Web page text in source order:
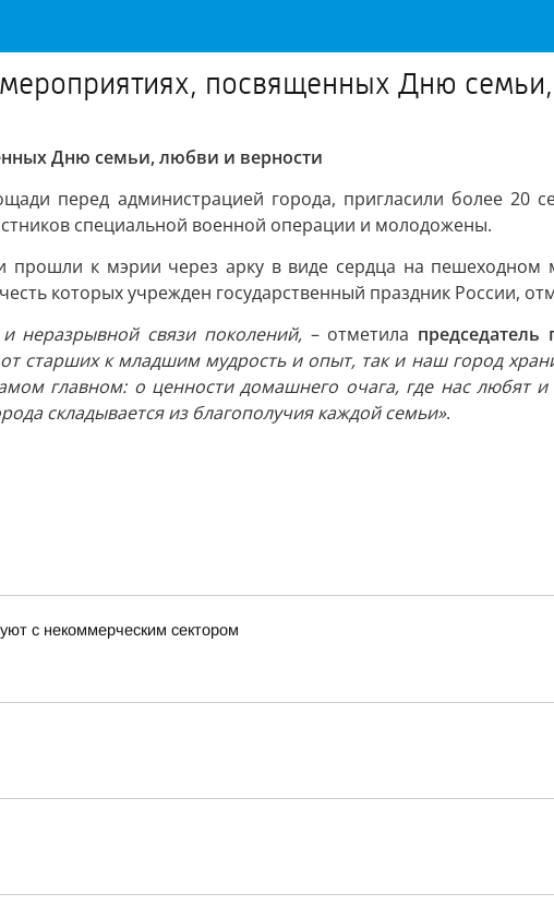
посвященных Дню
Дню семьи, любви и верности
перед администрацией города, пригласили более 20
специальной военной операции и молодожены.
прошли к мэрии через арку в виде сердца на
которых учрежден государственный праздник России,
неразрывной связи поколений, – отметила председатель
старших к младшим мудрость и опыт, так и наш город
главном: о ценности домашнего очага, где нас любят
складывается из благополучия каждой семьи».
с некоммерческим сектором